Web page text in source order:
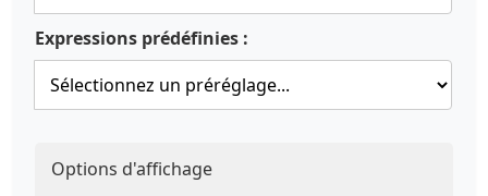
Expressions prédéfinies :
Options d'affichage